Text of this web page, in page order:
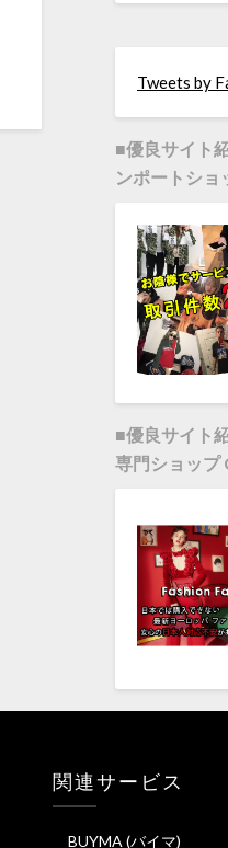
Tweets by
■優良サイト
ンポートショ
■優良サイト
専門ショップ
関連サービス
BUYMA (バイマ)